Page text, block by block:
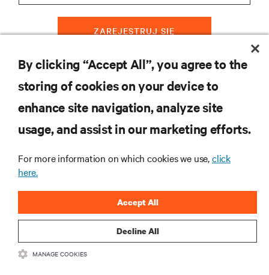
ZAREJESTRUJ SIĘ
WSPARCIE
O NAS
DOŁĄCZ DO NAS
By clicking “Accept All”, you agree to the
storing of cookies on your device to
enhance site navigation, analyze site
usage, and assist in our marketing efforts.
For more information on which cookies we use,click
here.
Decline All
Accept All
MANAGE COOKIES